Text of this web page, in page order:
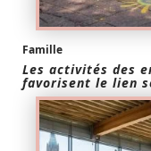
Famille
Les activités des
favorisent le lien